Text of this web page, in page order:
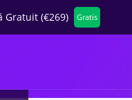
Gratuit (€269) Gratis